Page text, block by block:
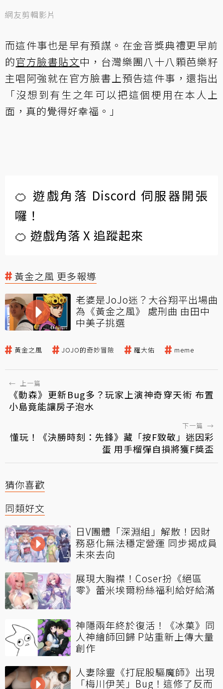
網友剪輯影片
而這件事也是早有預謀。在金音獎典禮更早前
的官方臉書貼文中，台灣樂團八十八顆芭樂籽
主唱阿強就在官方臉書上預告這件事，還指出
「沒想到有生之年可以把這個梗用在本人上
面，真的覺得好幸福。」
🍊 遊戲角落 Discord 伺服器開張
囉！
🍊 遊戲角落 X 追蹤起來
黃金之風 更多報導
老婆是JoJo迷？大谷翔平出場曲
為《黃金之風》 處刑曲 由田中
中美子挑選
黃金之風 JOJO的奇妙冒險 羅大佑 meme
← 上一篇
《動森》更新Bug多？玩家上演神奇穿天術 布置
小島竟能讓房子泡水
下一篇 →
懂玩！《決勝時刻：先鋒》藏「按F致敬」迷因彩
蛋 用手榴彈自損將獲F獎盃
猜你喜歡
同類好文
日V團體「深淵組」解散！因財
務惡化無法穩定營運 同步揭成員
未來去向
展現大胸襟！Coser扮《絕區
零》蕾米埃爾粉絲福利給好給滿
神隱兩年終於復活！《冰菓》同
人神繪師回歸 P站重新上傳大量
創作
人妻除靈《打屁股驅魔師》出現
「梅川伊芙」Bug！這修了反而